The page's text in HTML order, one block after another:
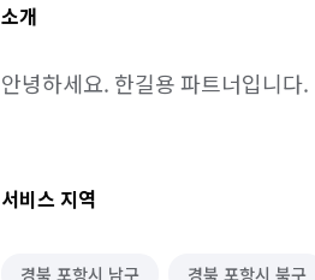
소개
안녕하세요. 한길용 파트너입니다.
서비스 지역
경북 포항시 남구 경북 포항시 북구